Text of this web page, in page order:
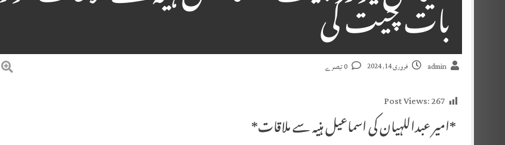
بات چیت کی
admin فروری 14, 2024
Post Views:267
*امیر عبداللہیان کی اسماعیل ہنیہ سے ملاقات*